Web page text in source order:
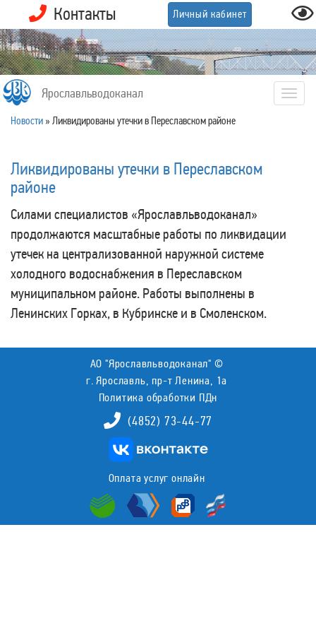
Контакты Личный кабинет
Ярославльводоканал
Новости » Ликвидированы утечки в Переславском районе
Ликвидированы утечки в Переславском
районе
Силами специалистов «Ярославльводоканал»
продолжаются масштабные работы по ликвидации
утечек на централизованной наружной системе
холодного водоснабжения в Переславском
муниципальном районе. Работы выполнены в
Ленинских Горках, в Кубринске и в Смоленском.
АО "Ярославльводоканал" ©
г. Ярославль, пр-т Ленина, 1а
Политика обработки ПДн
(4852) 73-44-77
Оплата услуг онлайн